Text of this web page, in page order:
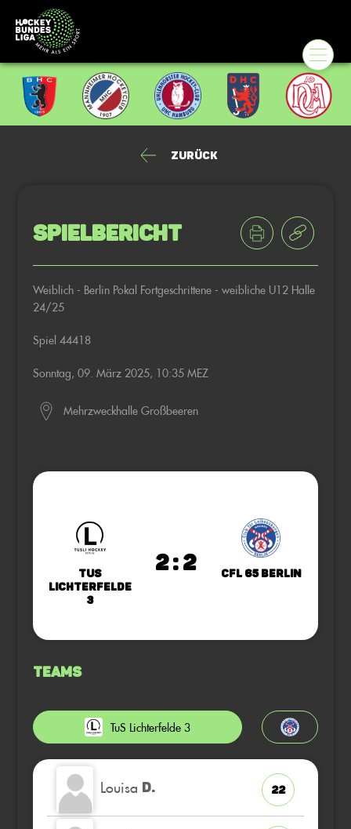
Zurück
Spielbericht
Weiblich - Berlin Pokal Fortgeschrittene - weibliche U12 Halle
24/25
Spiel 44418
Sonntag, 09. März 2025, 10:35 MEZ
Mehrzweckhalle Großbeeren
TuS
Lichterfelde
3
2 : 2 CfL 65 Berlin
Teams
TuS Lichterfelde 3
Louisa D. 22